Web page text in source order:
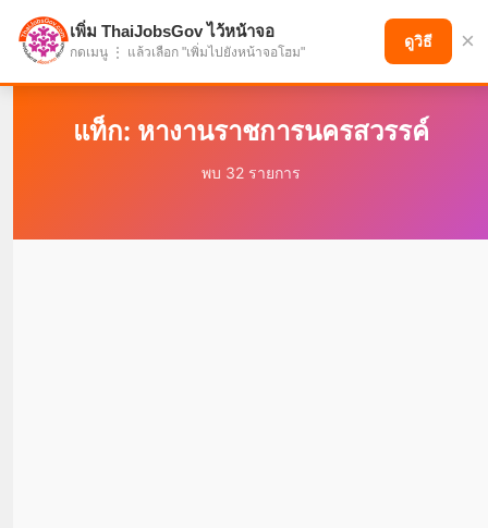
แบ่งปันโอกาส เพื่ออนาคตที่ก้าวหน้า
แท็ก: หางานราชการนครสวรรค์
พบ 32 รายการ
เพิ่ม ThaiJobsGov ไว้หน้าจอ
กดเมนู ⋮ แล้วเลือก "เพิ่มไปยังหน้าจอโฮม"
ดูวิธี ×